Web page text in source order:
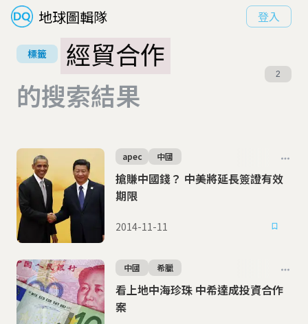
地球圖輯隊 登入
標籤
經貿合作
的搜索結果
2
搶賺中國錢？ 中美將延長簽證有效
期限
apec 中國
2014-11-11
看上地中海珍珠 中希達成投資合作
案
中國 希臘